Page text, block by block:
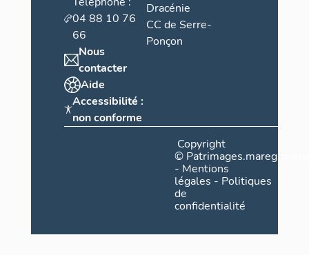
04 88 10 76
66
Nous
contacter
Aide
Accessibilité :
non conforme
Dracénie
CC de Serre-
Ponçon
Copyright
©
- Mentions
légales - Politiques
de
confidentialité